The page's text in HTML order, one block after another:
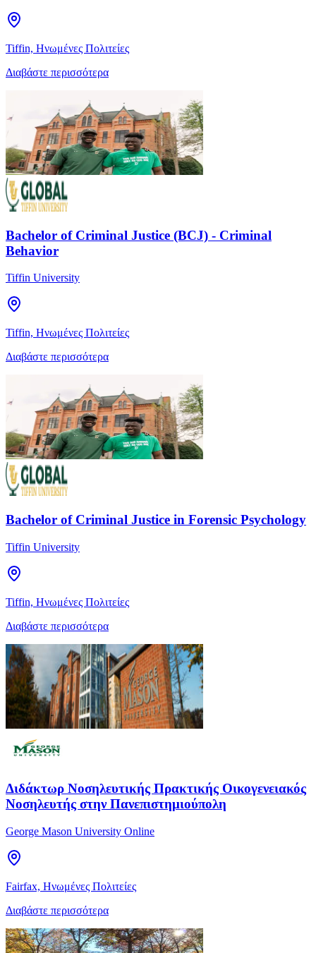
Tiffin, Ηνωμένες Πολιτείες
Διαβάστε περισσότερα
Bachelor of Criminal Justice (BCJ) - Criminal
Behavior
Tiffin University
Tiffin, Ηνωμένες Πολιτείες
Διαβάστε περισσότερα
Bachelor of Criminal Justice in Forensic Psychology
Tiffin University
Tiffin, Ηνωμένες Πολιτείες
Διαβάστε περισσότερα
Διδάκτωρ Νοσηλευτικής Πρακτικής Οικογενειακός
Νοσηλευτής στην Πανεπιστημιούπολη
George Mason University Online
Fairfax, Ηνωμένες Πολιτείες
Διαβάστε περισσότερα